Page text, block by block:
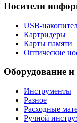
Носители
USB-
Картридеры
Карты памяти
Оптические
Оборудование и
Инструменты
Разное
Расходные
Ручной